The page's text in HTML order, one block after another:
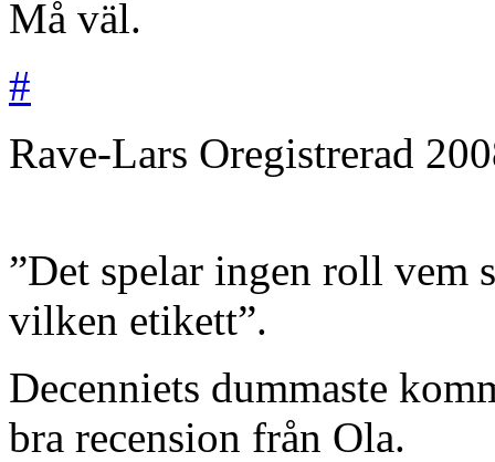
Må väl.
#
Rave-Lars Oregistrerad
”Det spelar ingen roll vem
vilken etikett”.
Decenniets dummaste
bra recension från Ola.